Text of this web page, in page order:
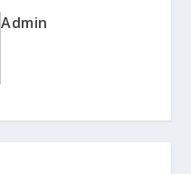
Admin